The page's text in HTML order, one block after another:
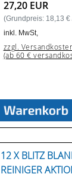
27,20 EUR
(Grundpreis: 18,13 €
inkl. MwSt,
zzgl.
(ab 60 €
12 X BLITZ
REINIGER